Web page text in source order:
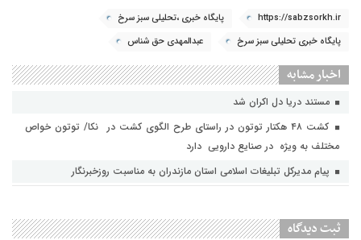
https://sabzsorkh.ir
پایگاه خبری ،تحلیلی سبز سرخ
پایگاه خبری تحلیلی سبز سرخ
عبدالمهدی حق شناس
اخبار مشابه
مستند دریا دل اکران شد
کشت ۴۸ هکتار توتون در راستای طرح الگوی کشت در نکا/ توتون خواص
مختلف به ویژه در صنایع دارویی دارد
پیام مدیرکل تبلیغات اسلامی استان مازندران به مناسبت روزخبرنگار
ثبت دیدگاه